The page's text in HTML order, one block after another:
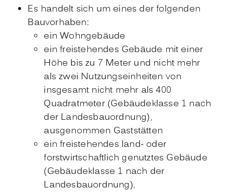
Es handelt sich um eines der folgenden
Bauvorhaben:
ein Wohngebäude
ein freistehendes Gebäude mit einer
Höhe bis zu 7 Meter und nicht mehr
als zwei Nutzungseinheiten von
insgesamt nicht mehr als 400
Quadratmeter(Gebäudeklasse 1 nach
der Landesbauordnung),
ausgenommen Gaststätten
ein freistehendes land- oder
forstwirtschaftlich genutztes Gebäude
(Gebäudeklasse 1 nach der
Landesbauordnung),